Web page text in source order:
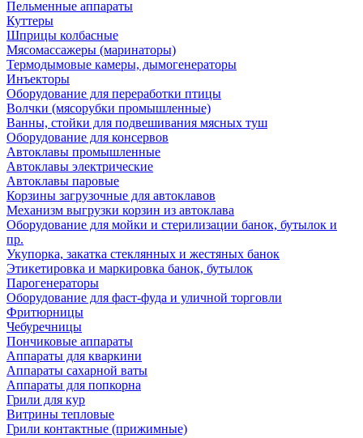
Пельменные аппараты
Куттеры
Шприцы колбасные
Мясомассажеры (маринаторы)
Термодымовые камеры, дымогенераторы
Инъекторы
Оборудование для переработки птицы
Волчки (мясорубки промышленные)
Ванны, стойки для подвешивания мясных туш
Оборудование для консервов
Автоклавы промышленные
Автоклавы электрические
Автоклавы паровые
Корзины загрузочные для автоклавов
Механизм выгрузки корзин из автоклава
Оборудование для мойки и стерилизации банок, бутылок и
пр.
Укупорка, закатка стеклянных и жестяных банок
Этикетировка и маркировка банок, бутылок
Парогенераторы
Оборудование для фаст-фуда и уличной торговли
Фритюрницы
Чебуречницы
Пончиковые аппараты
Аппараты для кваркини
Аппараты сахарной ваты
Аппараты для попкорна
Грили для кур
Витрины тепловые
Грили контактные (прижимные)